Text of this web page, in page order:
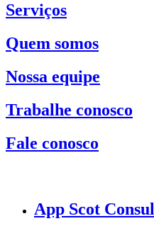
Serviços
Quem somos
Nossa equipe
Trabalhe conosco
Fale conosco
App Scot